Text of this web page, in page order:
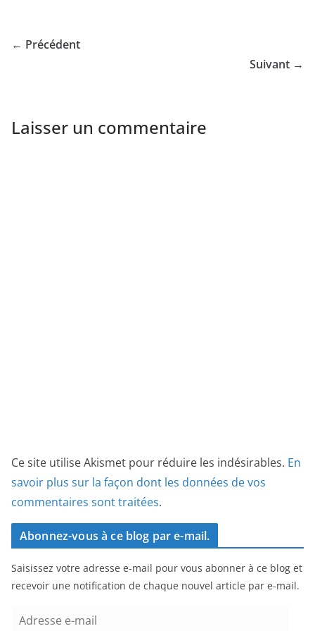
← Précédent
Suivant →
Laisser un commentaire
Ce site utilise Akismet pour réduire les indésirables. En
savoir plus sur la façon dont les données de vos
commentaires sont traitées.
Abonnez-vous à ce blog par e-mail.
Saisissez votre adresse e-mail pour vous abonner à ce blog et
recevoir une notification de chaque nouvel article par e-mail.